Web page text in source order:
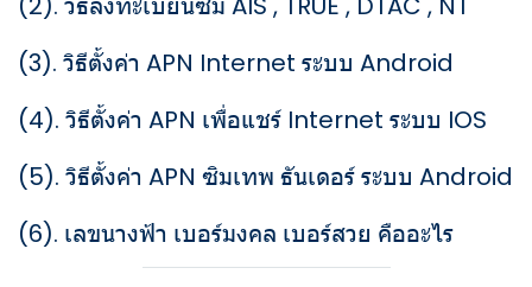
(3). วิธีตั้งค่า APN Internet ระบบ Android
(4). วิธีตั้งค่า APN เพื่อแชร์ Internet ระบบ IOS
(5). วิธีตั้งค่า APN ซิมเทพ ธันเดอร์ ระบบ Android
(6). เลขนางฟ้า เบอร์มงคล เบอร์สวย คืออะไร